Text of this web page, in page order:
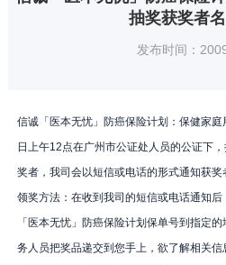
抽奖获奖者
发布时间：
信诚「医本无忧」防癌保险计划：保健家
日上午12点在广州市公证处人员的公证下
奖者，我司会以短信或电话的形式通知获奖
领奖方法：在收到我司的短信或电话通知
「医本无忧」防癌保险计划保单号到指定
务人员把奖品递交到您手上，欲了解相关